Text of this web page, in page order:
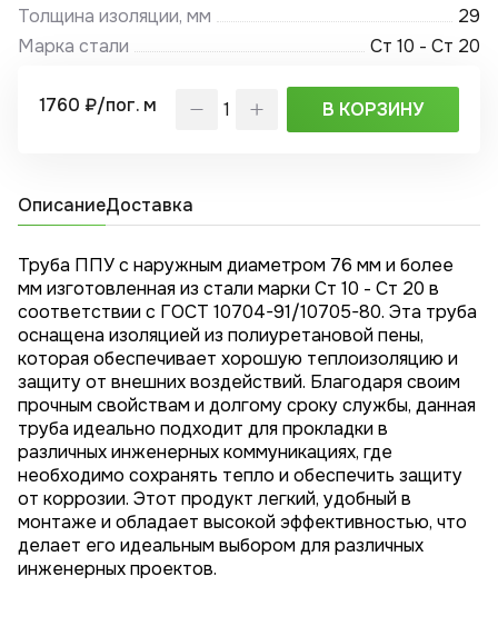
Толщина изоляции, мм
29
Марка стали
Ст 10 - Ст 20
1760 ₽/пог. м В КОРЗИНУ
ОписаниеДоставка
Труба ППУ с наружным диаметром 76 мм и более
мм изготовленная из стали марки Ст 10 - Ст 20 в
соответствии с ГОСТ 10704-91/10705-80. Эта труба
оснащена изоляцией из полиуретановой пены,
которая обеспечивает хорошую теплоизоляцию и
защиту от внешних воздействий. Благодаря своим
прочным свойствам и долгому сроку службы, данная
труба идеально подходит для прокладки в
различных инженерных коммуникациях, где
необходимо сохранять тепло и обеспечить защиту
от коррозии. Этот продукт легкий, удобный в
монтаже и обладает высокой эффективностью, что
делает его идеальным выбором для различных
инженерных проектов.